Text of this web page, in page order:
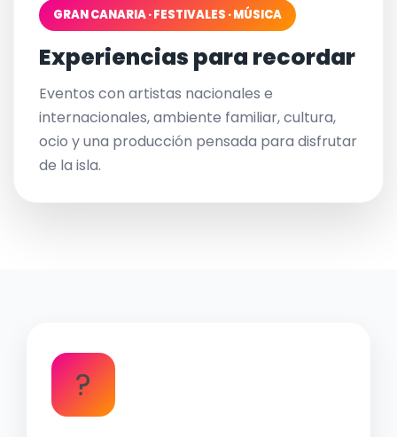
GRAN CANARIA · FESTIVALES · MÚSICA
Experiencias para recordar
Eventos con artistas nacionales e
internacionales, ambiente familiar, cultura,
ocio y una producción pensada para disfrutar
de la isla.
?